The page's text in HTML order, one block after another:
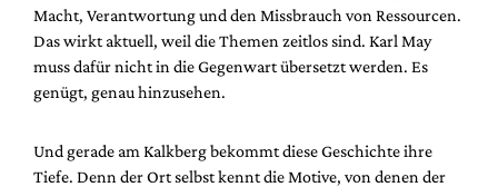
Macht, Verantwortung und den Missbrauch von Ressourcen.
Das wirkt aktuell, weil die Themen zeitlos sind. Karl May
muss dafür nicht in die Gegenwart übersetzt werden. Es
genügt, genau hinzusehen.
Und gerade am Kalkberg bekommt diese Geschichte ihre
Tiefe. Denn der Ort selbst kennt die Motive, von denen der